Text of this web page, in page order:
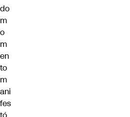
do
m
o
m
en
to
m
ani
fes